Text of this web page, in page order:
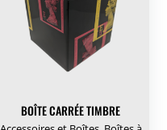
BOÎTE CARRÉE TIMBRE